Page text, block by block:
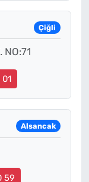
Çiğli
NO:71
Alsancak
59